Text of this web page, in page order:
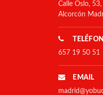
Calle Oslo,
Alcorcón
657 19 50 51
EMAIL